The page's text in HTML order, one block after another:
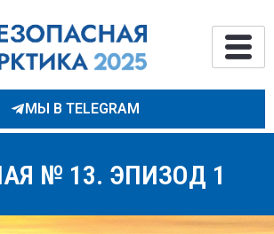
МЫ В TELEGRAM
№ 13. ЭПИЗОД 1